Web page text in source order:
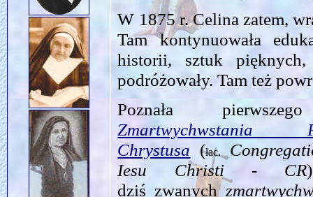
W 1875 r. Celina zatem,
Tam kontynuowała
historii, sztuk
podróżowały. Tam też
Poznała
Chrystusa (łac.
Iesu Christi - CR
dziś zwanych